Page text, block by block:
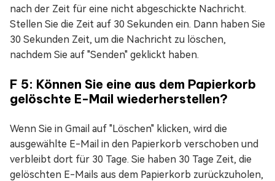
nach der Zeit für eine nicht abgeschickte Nachricht.
Stellen Sie die Zeit auf 30 Sekunden ein. Dann haben Sie
30 Sekunden Zeit, um die Nachricht zu löschen,
nachdem Sie auf "Senden" geklickt haben.
F 5: Können Sie eine aus dem Papierkorb
gelöschte E-Mail wiederherstellen?
Wenn Sie in Gmail auf "Löschen" klicken, wird die
ausgewählte E-Mail in den Papierkorb verschoben und
verbleibt dort für 30 Tage. Sie haben 30 Tage Zeit, die
gelöschten E-Mails aus dem Papierkorb zurückzuholen,